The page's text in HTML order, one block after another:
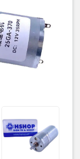
tương thích tại đây.